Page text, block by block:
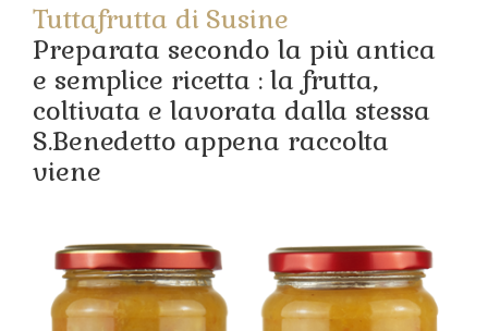
Tuttafrutta di Susine
Preparata secondo la più antica
e semplice ricetta : la frutta,
coltivata e lavorata dalla stessa
S.Benedetto appena raccolta
viene